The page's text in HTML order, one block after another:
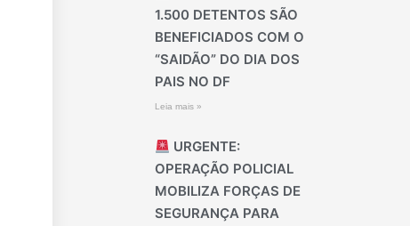
1.500 DETENTOS SÃO
BENEFICIADOS COM O
“SAIDÃO” DO DIA DOS
PAIS NO DF
Leia mais »
URGENTE:
OPERAÇÃO POLICIAL
MOBILIZA FORÇAS DE
SEGURANÇA PARA